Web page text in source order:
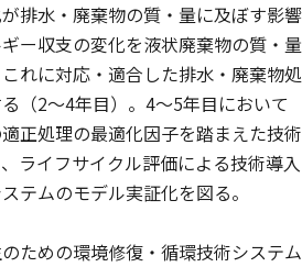
排水・廃棄物の質・量に及ぼす影響
ー収支の変化を液状廃棄物の質・量
れに対応・適合した排水・廃棄物処
（2〜4年目）。4〜5年目において
正処理の最適化因子を踏まえた技術
ライフサイクル評価による技術導入
テムのモデル実証化を図る。
ための環境修復・循環技術システム